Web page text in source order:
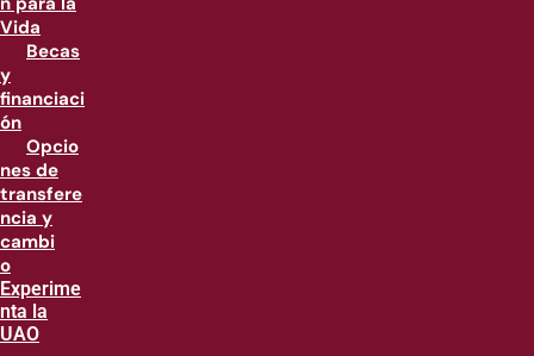
Vida
Becas
y
financiaci
ón
Opcio
nes de
transfere
ncia y
cambi
o
Experime
nta la
UAO